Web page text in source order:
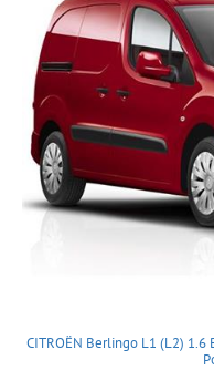
CITROËN Berlingo L1 (L2) 1.6